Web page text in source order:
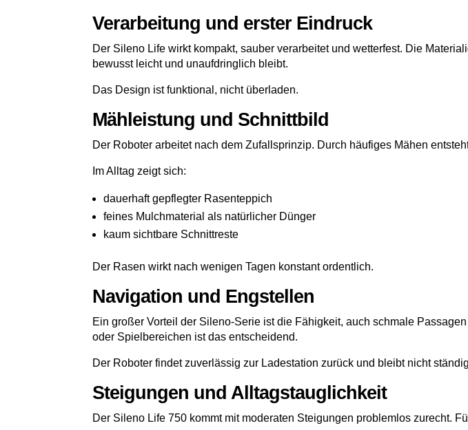
Verarbeitung und erster Eindruck
Der Sileno Life wirkt kompakt, sauber verarbeitet und wetterfest. Die
bewusst leicht und unaufdringlich bleibt.
Das Design ist funktional, nicht überladen.
Mähleistung und Schnittbild
Der Roboter arbeitet nach dem Zufallsprinzip. Durch häufiges Mähen
Im Alltag zeigt sich:
dauerhaft gepflegter Rasenteppich
feines Mulchmaterial als natürlicher Dünger
kaum sichtbare Schnittreste
Der Rasen wirkt nach wenigen Tagen konstant ordentlich.
Navigation und Engstellen
Ein großer Vorteil der Sileno-Serie ist die Fähigkeit, auch schmale
oder Spielbereichen ist das entscheidend.
Der Roboter findet zuverlässig zur Ladestation zurück und bleibt nicht
Steigungen und Alltagstauglichkeit
Der Sileno Life 750 kommt mit moderaten Steigungen problemlos zurecht.